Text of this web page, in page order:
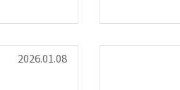
・プラ
2026.01.08